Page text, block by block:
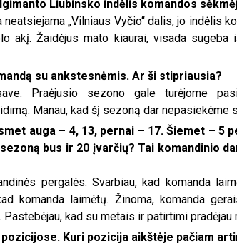
Liubinsko indėlis komandos
„Vilniaus Vyčio“ dalis, jo indėlis
akį. Žaidėjus mato kiaurai, visada sugeba
su ankstesnėmis. Ar ši stipriausia?
Praėjusio sezono gale turėjome
Manau, kad šį sezoną dar nepasiekėme
auga – 4, 13, pernai – 17. Šiemet – 5
bus ir 20 įvarčių? Tai komandinio
pergalės. Svarbiau, kad komanda
komanda laimėtų. Žinoma, komanda
kad su metais ir patirtimi pradėjau
Kuri pozicija aikštėje pačiam